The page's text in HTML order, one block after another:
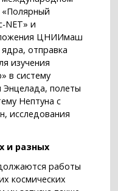
«Полярный
NET» и
ЦНИИмаш
отправка
изучения
в систему
Энцелада, полеты
Нептуна с
исследования
и разных
работы
космических